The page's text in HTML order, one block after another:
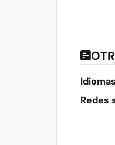
Idiomas
Redes